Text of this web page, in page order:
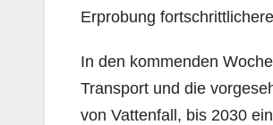
Erprobung
In den kommenden
Transport und die
von Vattenfall, bis 2030